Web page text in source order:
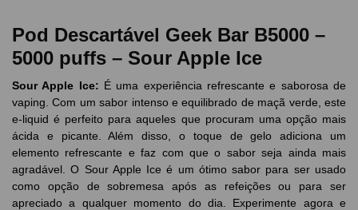
Pod Descartável Geek Bar B5000 –
5000 puffs – Sour Apple Ice
Sour Apple Ice: É uma experiência refrescante e saborosa de
vaping. Com um sabor intenso e equilibrado de maçã verde, este
e-liquid é perfeito para aqueles que procuram uma opção mais
ácida e picante. Além disso, o toque de gelo adiciona um
elemento refrescante e faz com que o sabor seja ainda mais
agradável. O Sour Apple Ice é um ótimo sabor para ser usado
como opção de sobremesa após as refeições ou para ser
apreciado a qualquer momento do dia. Experimente agora e